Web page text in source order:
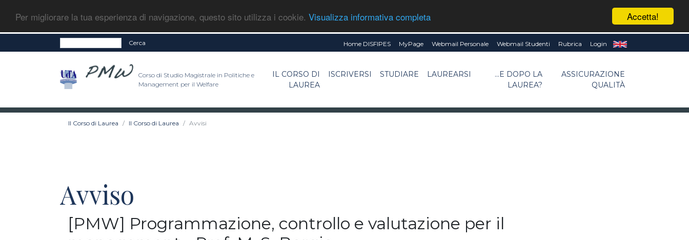
Accetta!
Per migliorare la tua esperienza di navigazione, questo sito utilizza i cookie. Visualizza informativa completa
Cerca Home DISFIPES MyPage Webmail Personale Webmail Studenti Rubrica Login
Corso di Studio Magistrale in Politiche e
Management per il Welfare
IL CORSO DI
LAUREA
ISCRIVERSI STUDIARE LAUREARSI
...E DOPO LA
LAUREA?
ASSICURAZIONE
QUALITÀ
Il Corso di Laurea Il Corso di Laurea Avvisi
Avviso
[PMW] Programmazione, controllo e valutazione per il